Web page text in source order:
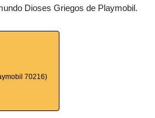
Dioses Griegos de Playmobil.
70216)